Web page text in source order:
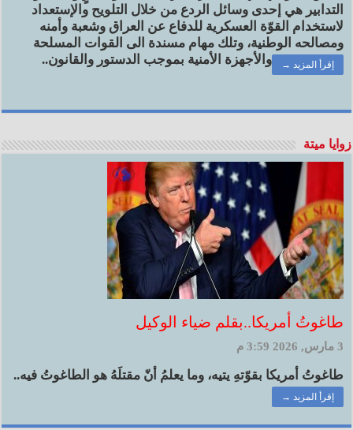
التدابير هي إحدى وسائل الردع من خلال التلويح والإستعداد
لاستخدام القوّة العسكرية للدفاع عن العراق وشعبة وأمنه
ومصالحه الوطنية، وتلك مهام مسندة الى القوات المسلحة
والأجهزة الأمنية بموجب الدستور والقانون..
إقرأ المزيد →
زوايا ميتة
طاغوتُ أمريكا..بقلم ضياء الوكيل
3 مارس, 2026 3:59 م
طاغوتُ أمريكا بقوّتهِ يتيه، وما يعلمُ أنّ مقتلَهُ هو الطاغوتُ فيه..
إقرأ المزيد →